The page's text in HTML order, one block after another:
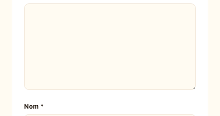
Nom *